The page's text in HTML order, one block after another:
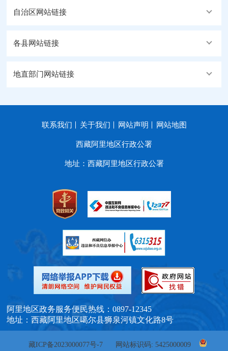
自治区网站链接
各县网站链接
地直部门网站链接
联系我们 关于我们 网站声明 网站地图
西藏阿里地区行政公署
地址：西藏阿里地区行政公署
阿里地区政务服务便民热线：0897-12345
地址：西藏阿里地区噶尔县狮泉河镇文化路8号
藏ICP备2023000077号-7 网站标识码: 5425000009